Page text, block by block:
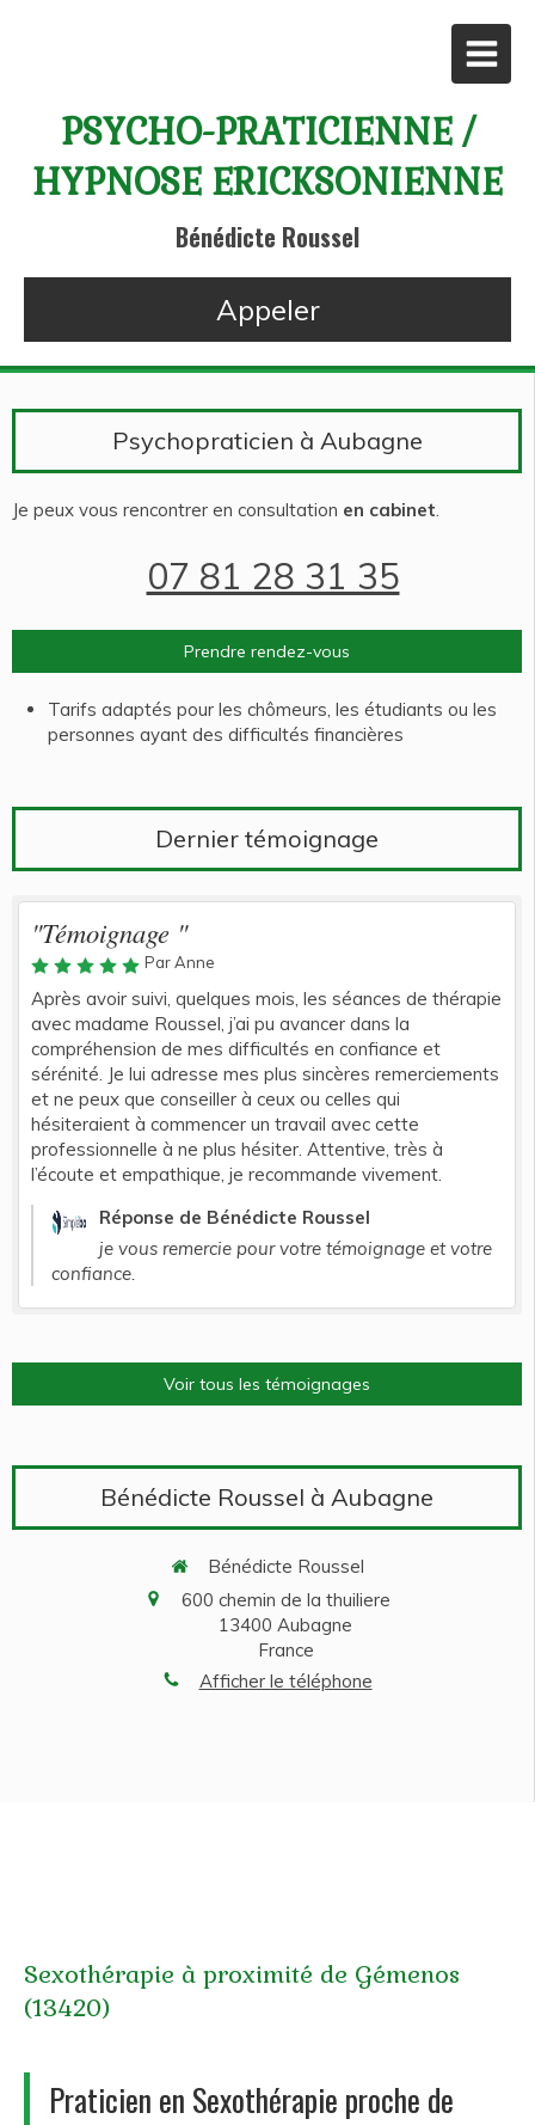
PSYCHO-PRATICIENNE /
HYPNOSE ERICKSONIENNE
Bénédicte Roussel
Appeler
Psychopraticien à Aubagne
Je peux vous rencontrer en consultation en cabinet.
07 81 28 31 35
Prendre rendez-vous
Tarifs adaptés pour les chômeurs, les étudiants ou les
personnes ayant des difficultés financières
Dernier témoignage
"Témoignage "
Par Anne
Après avoir suivi, quelques mois, les séances de thérapie
avec madame Roussel, j’ai pu avancer dans la
compréhension de mes difficultés en confiance et
sérénité. Je lui adresse mes plus sincères remerciements
et ne peux que conseiller à ceux ou celles qui
hésiteraient à commencer un travail avec cette
professionnelle à ne plus hésiter. Attentive, très à
l’écoute et empathique, je recommande vivement.
Réponse de Bénédicte Roussel
je vous remercie pour votre témoignage et votre
confiance.
Voir tous les témoignages
Bénédicte Roussel à Aubagne
Bénédicte Roussel
600 chemin de la thuiliere
13400 Aubagne
France
Afficher le téléphone
Sexothérapie à proximité de Gémenos
(13420)
Praticien en Sexothérapie proche de